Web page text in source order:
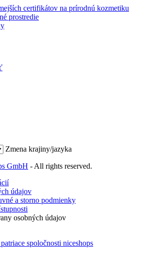
certifikátov na prírodnú kozmetiku
prostredie
Zmena krajiny/jazyka
GmbH - All rights reserved.
údajov
a storno podmienky
osobných údajov
spoločnosti niceshops